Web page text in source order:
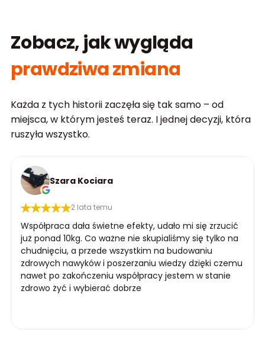
Zobacz, jak wygląda
prawdziwa zmiana
Każda z tych historii zaczęła się tak samo – od
miejsca, w którym jesteś teraz. I jednej decyzji, która
ruszyła wszystko.
Szara Kociara
2 lata temu
Współpraca dała świetne efekty, udało mi się zrzucić
już ponad 10kg. Co ważne nie skupialiśmy się tylko na
chudnięciu, a przede wszystkim na budowaniu
zdrowych nawyków i poszerzaniu wiedzy dzięki czemu
nawet po zakończeniu współpracy jestem w stanie
zdrowo żyć i wybierać dobrze